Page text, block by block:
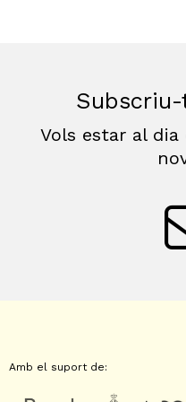
Vols estar al
Amb el suport de: